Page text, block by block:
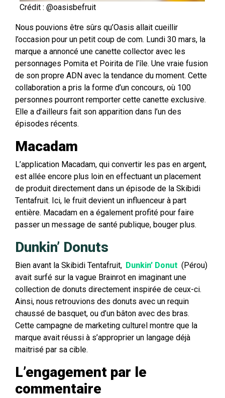
Crédit : @oasisbefruit
Nous pouvions être sûrs qu’Oasis allait cueillir
l’occasion pour un petit coup de com. Lundi 30 mars, la
marque a annoncé une canette collector avec les
personnages Pomita et Poirita de l’île. Une vraie fusion
de son propre ADN avec la tendance du moment. Cette
collaboration a pris la forme d’un concours, où 100
personnes pourront remporter cette canette exclusive.
Elle a d’ailleurs fait son apparition dans l’un des
épisodes récents.
Macadam
L’application Macadam, qui convertir les pas en argent,
est allée encore plus loin en effectuant un placement
de produit directement dans un épisode de la Skibidi
Tentafruit. Ici, le fruit devient un influenceur à part
entière. Macadam en a également profité pour faire
passer un message de santé publique, bouger plus.
Dunkin’ Donuts
Bien avant la Skibidi Tentafruit, Dunkin’ Donut (Pérou)
avait surfé sur la vague Brainrot en imaginant une
collection de donuts directement inspirée de ceux-ci.
Ainsi, nous retrouvions des donuts avec un requin
chaussé de basquet, ou d’un bâton avec des bras.
Cette campagne de marketing culturel montre que la
marque avait réussi à s’approprier un langage déjà
maitrisé par sa cible.
L’engagement par le
commentaire